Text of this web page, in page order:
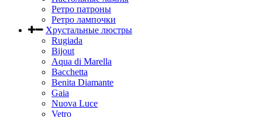
Ретро патроны
Ретро лампочки
Хрустальные люстры
Rugiada
Bijout
Aqua di Marella
Bacchetta
Benita Diamante
Gaia
Nuova Luce
Vetro